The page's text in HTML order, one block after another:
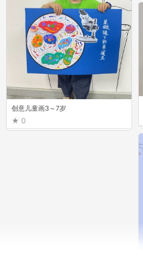
创意儿童画3～7岁
0